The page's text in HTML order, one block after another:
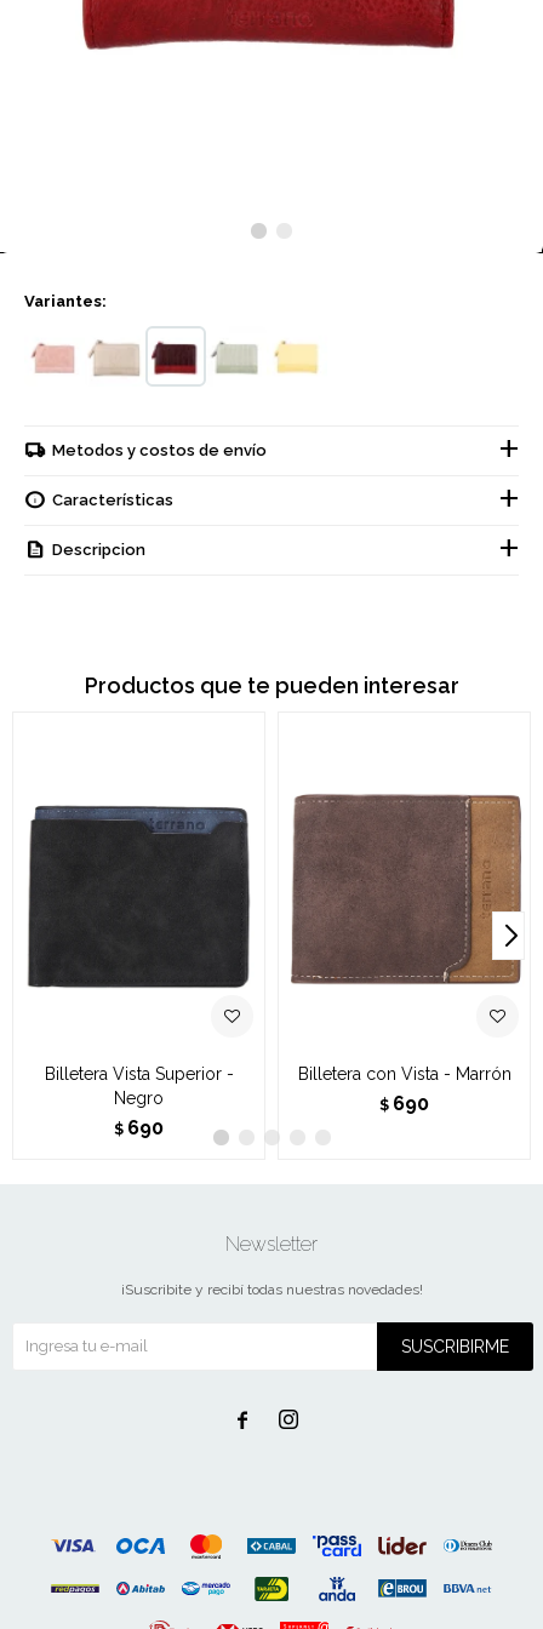
Variantes:
Metodos y costos de envío
Características
Descripcion
Productos que te pueden interesar
Billetera Vista Superior -
Negro
$ 690
Billetera con Vista - Marrón
$ 690
Newsletter
¡Suscribite y recibí todas nuestras novedades!
SUSCRIBIRME
 